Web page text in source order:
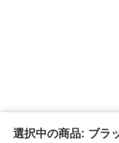
選択中の商品: ブラ